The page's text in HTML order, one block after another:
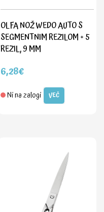
OLFA NOŽ WEDO AUTO S
SEGMENTNIM REZILOM + 5
REZIL, 9 MM
6,28€
Ni na zalogi VEČ